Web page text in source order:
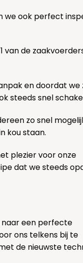
we ook perfect
de
en doordat we
steeds snel
zo snel
kou staan.
plezier voor onze
dat we steeds
een perfecte
ons telkens bij te
de nieuwste